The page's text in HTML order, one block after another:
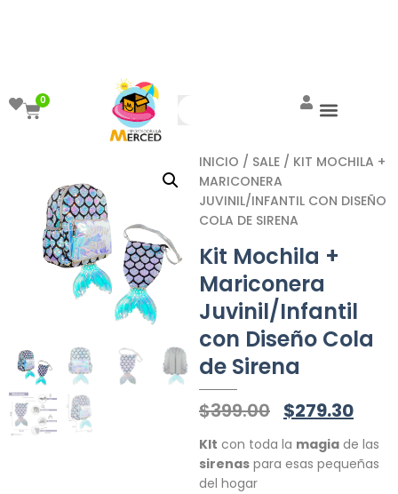
0
INICIO / SALE / KIT MOCHILA +
MARICONERA
JUVINIL/INFANTIL CON DISEÑO
COLA DE SIRENA
Kit Mochila +
Mariconera
Juvinil/Infantil
con Diseño Cola
de Sirena
$399.00 $279.30
KIt con toda la magia de las
sirenas para esas pequeñas
del hogar